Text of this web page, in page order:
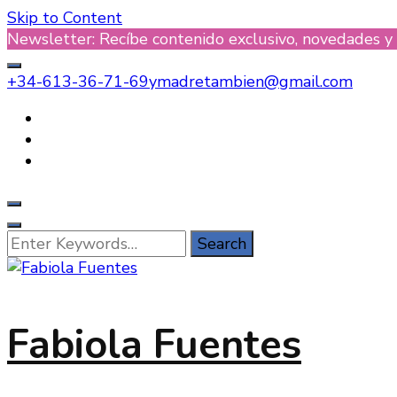
Skip to Content
Newsletter: Recíbe contenido exclusivo, novedades y
+34-613-36-71-69ymadretambien@gmail.com
Looking
for
Fabiola Fuentes